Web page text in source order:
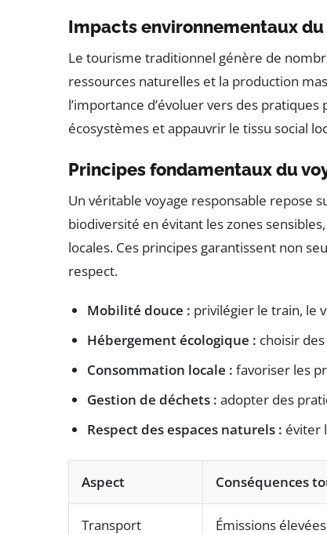
Impacts environnementaux
Le tourisme traditionnel génère de
ressources naturelles et la production
l’importance d’évoluer vers des
écosystèmes et appauvrir le tissu social
Principes fondamentaux du
Un véritable voyage responsable repose
biodiversité en évitant les zones
locales. Ces principes garantissent non
respect.
Mobilité douce : privilégier le train, le
Hébergement écologique : choisir
Consommation locale : favoriser les
Gestion de déchets : adopter des
Respect des espaces naturels : éviter
Aspect Conséquences
Transport Émissions